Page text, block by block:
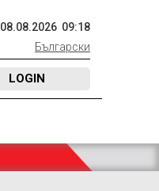
08.08.2026 09:18
Български
LOGIN